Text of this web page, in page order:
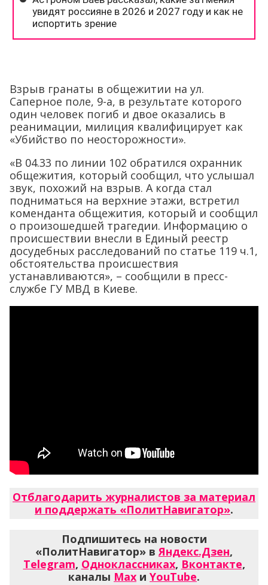
Взрыв гранаты в общежитии на ул.
Саперное поле, 9-а, в результате которого
один человек погиб и двое оказались в
реанимации, милиция квалифицирует как
«Убийство по неосторожности».
«В 04.33 по линии 102 обратился охранник
общежития, который сообщил, что услышал
звук, похожий на взрыв. А когда стал
подниматься на верхние этажи, встретил
коменданта общежития, который и сообщил
о произошедшей трагедии. Информацию о
происшествии внесли в Единый реестр
досудебных расследований по статье 119 ч.1,
обстоятельства происшествия
устанавливаются», – сообщили в пресс-
службе ГУ МВД в Киеве.
Отблагодарить журналистов за материал
и поддержать «ПолитНавигатор».
Подпишитесь на новости
«ПолитНавигатор» вЯндекс.Дзен,
Telegram, Одноклассниках, Вконтакте,
каналы Max и YouTube.